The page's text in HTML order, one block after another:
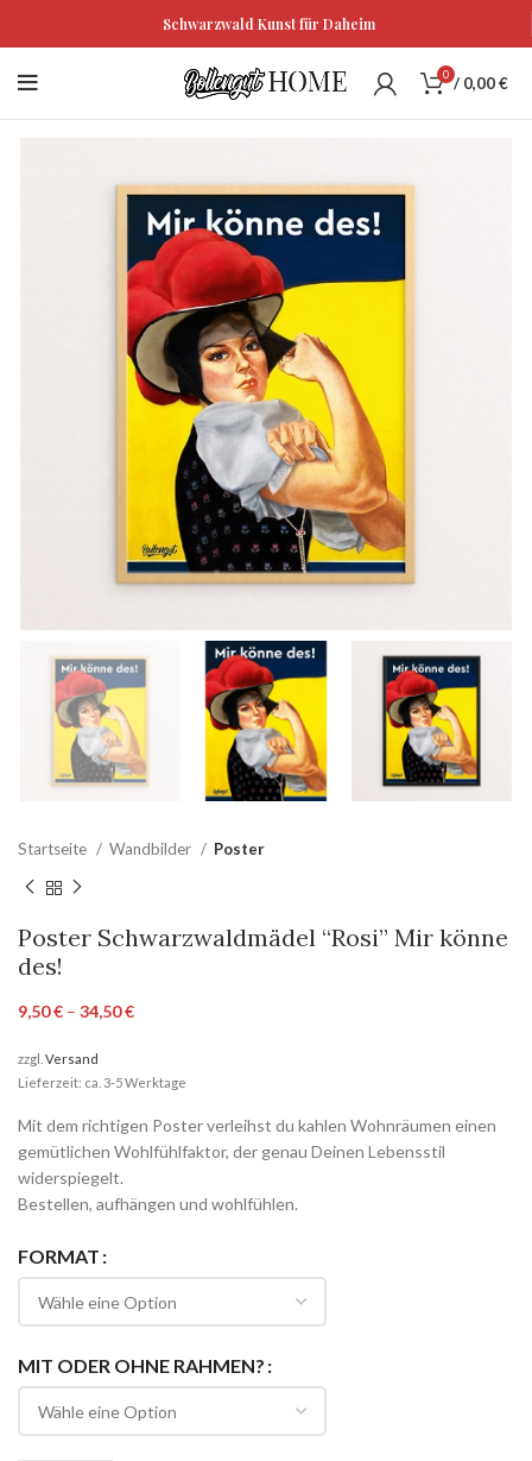
0 / 0,00€
Startseite Wandbilder Poster
Poster Schwarzwaldmädel “Rosi” Mir könne
des!
9,50€ – 34,50€
zzgl. Versand
Lieferzeit: ca. 3-5 Werktage
Mit dem richtigen Poster verleihst du kahlen Wohnräumen einen
gemütlichen Wohlfühlfaktor, der genau Deinen Lebensstil
widerspiegelt.
Bestellen, aufhängen und wohlfühlen.
FORMAT
MIT ODER OHNE RAHMEN?
Schwarzwald Kunst für Daheim